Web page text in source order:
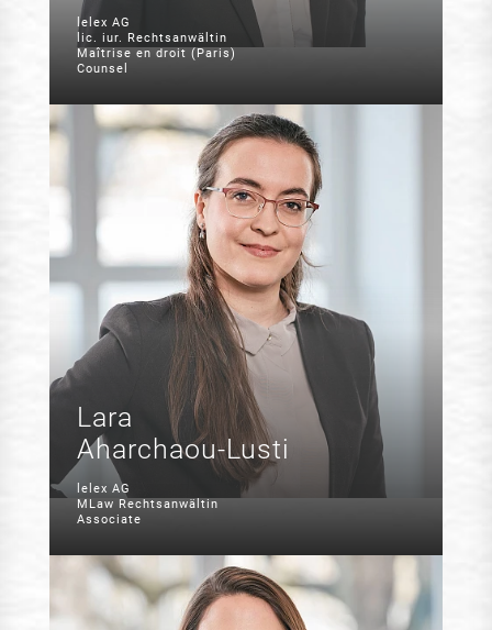
lelex AG
lic. iur. Rechtsanwältin
Maîtrise en droit (Paris)
Counsel
Lara
Aharchaou-Lusti
lelex AG
MLaw Rechtsanwältin
Associate